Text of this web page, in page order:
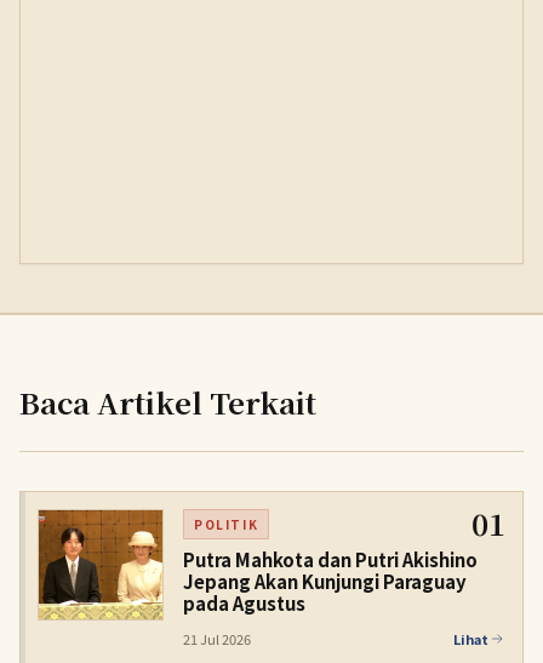
Baca Artikel Terkait
POLITIK 01
Putra Mahkota dan Putri Akishino
Jepang Akan Kunjungi Paraguay
pada Agustus
21 Jul 2026 Lihat